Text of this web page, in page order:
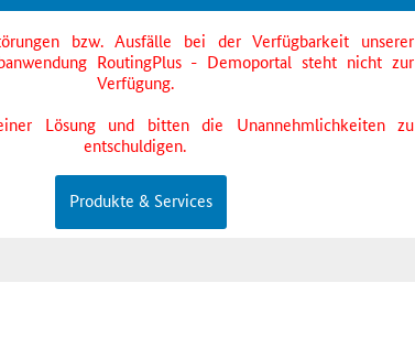
bzw. Ausfälle bei der Verfügbarkeit unserer
RoutingPlus - Demoportal steht nicht zur
Verfügung.
Lösung und bitten die Unannehmlichkeiten zu
entschuldigen.
Produkte & Services